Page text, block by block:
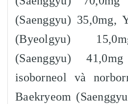
(Saenggyu) 35,0mg,
(Byeolgyu)
(Saenggyu)
isoborneol và
Baekryeom